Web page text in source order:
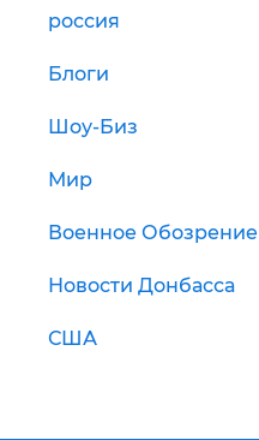
россия
Блоги
Шоу-Биз
Мир
Военное Обозрение
Новости Донбасса
США